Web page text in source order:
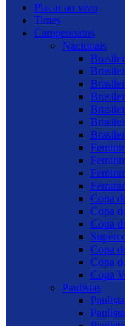
Placar ao vivo
Times
Campeonatos
Nacionais
Copa
Copa
Copa
Copa
Copa
Copa
Paulistas